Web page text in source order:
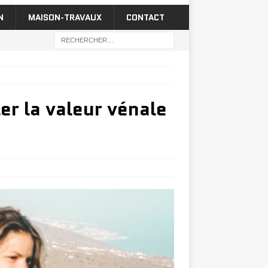
MAISON-TRAVAUX CONTACT
la valeur vénale